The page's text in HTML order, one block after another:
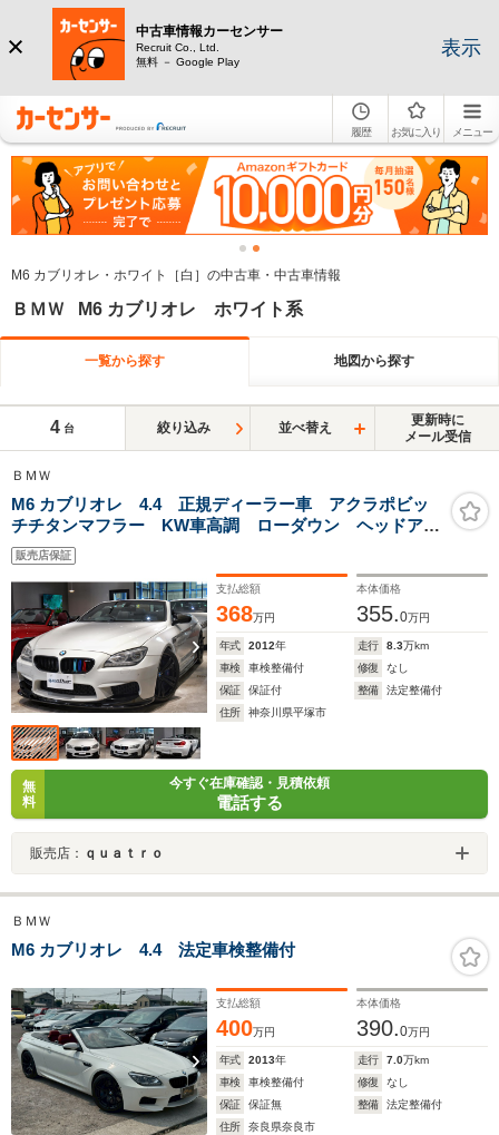
中古車情報カーセンサー
Recruit Co., Ltd.
無料 － Google Play
表示
履歴 お気に入り メニュー
M6 カブリオレ・ホワイト［白］の中古車・中古車情報
ＢＭＷ M6 カブリオレ ホワイト系
一覧から探す 地図から探す
4 台 絞り込み 並べ替え
更新時に
メール受信
ＢＭＷ
M6 カブリオレ 4.4 正規ディーラー車 アクラポビッ
チチタンマフラー KW車高調 ローダウン ヘッドアッ
プディスプレイ
販売店保証
支払総額
368万円
本体価格
355.0万円
年式 2012年 走行 8.3万km
車検
車検整備付 修復
なし
保証
保証付 整備
法定整備付
住所
神奈川県平塚市
無
料
今すぐ在庫確認・見積依頼
電話する
販売店： ｑｕａｔｒｏ
ＢＭＷ
M6 カブリオレ 4.4 法定車検整備付
支払総額
400万円
本体価格
390.0万円
年式 2013年 走行 7.0万km
車検
車検整備付 修復
なし
保証
保証無 整備
法定整備付
住所
奈良県奈良市